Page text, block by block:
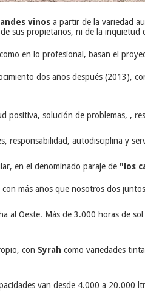
vinos a partir de la variedad
sus propietarios, ni de la inquietud
en lo profesional, basan el
dos años después (2013),
positiva, solución de problemas, ,
responsabilidad, autodisciplina y
en el denominado paraje de "los
más años que nosotros dos
al Oeste. Más de 3.000 horas de
con Syrah como variedades
van desde 4.000 a 20.000